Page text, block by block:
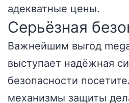
адекватные цены.
Серьёзная
Важнейшим выгод
выступает надёжная
безопасности
механизмы защиты